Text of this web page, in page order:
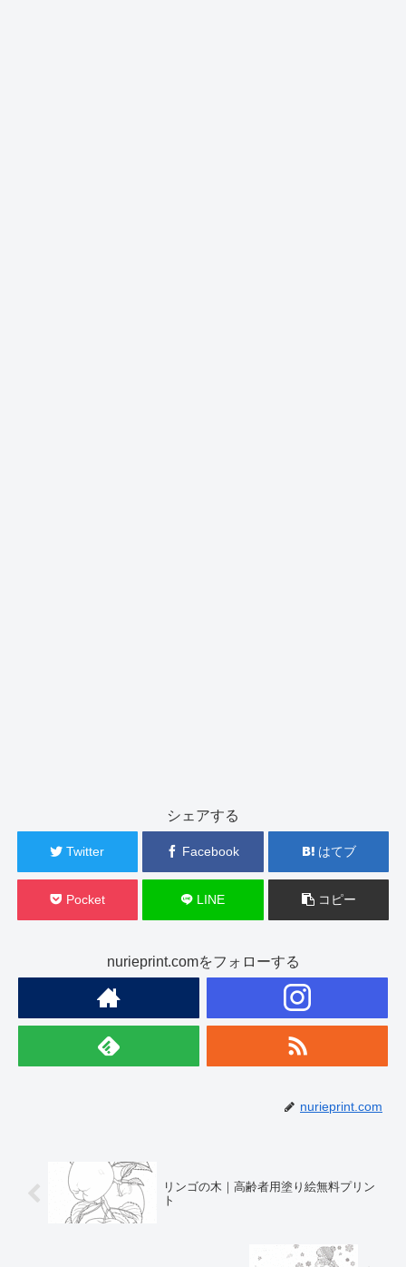
シェアする
Twitter Facebook はてブ
Pocket LINE コピー
nurieprint.comをフォローする
nurieprint.com
リンゴの木｜高齢者用塗り絵無料プリン
ト